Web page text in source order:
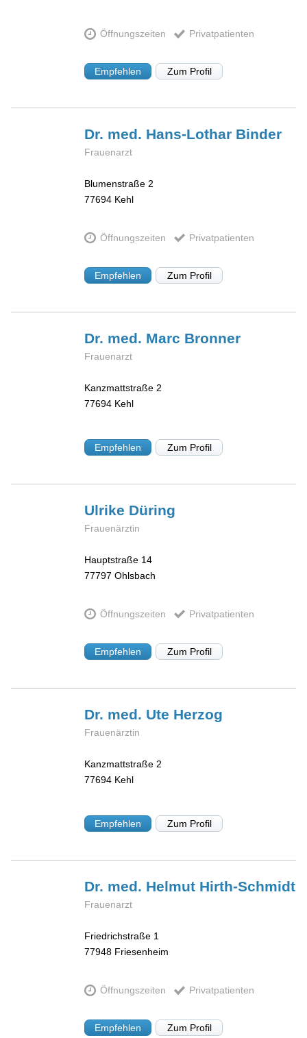
Öffnungszeiten Privatpatienten
Empfehlen Zum Profil
Dr. med. Hans-Lothar Binder
Frauenarzt
Blumenstraße 2
77694 Kehl
Öffnungszeiten Privatpatienten
Empfehlen Zum Profil
Dr. med. Marc Bronner
Frauenarzt
Kanzmattstraße 2
77694 Kehl
Empfehlen Zum Profil
Ulrike Düring
Frauenärztin
Hauptstraße 14
77797 Ohlsbach
Öffnungszeiten Privatpatienten
Empfehlen Zum Profil
Dr. med. Ute Herzog
Frauenärztin
Kanzmattstraße 2
77694 Kehl
Empfehlen Zum Profil
Dr. med. Helmut Hirth-Schmidt
Frauenarzt
Friedrichstraße 1
77948 Friesenheim
Öffnungszeiten Privatpatienten
Empfehlen Zum Profil